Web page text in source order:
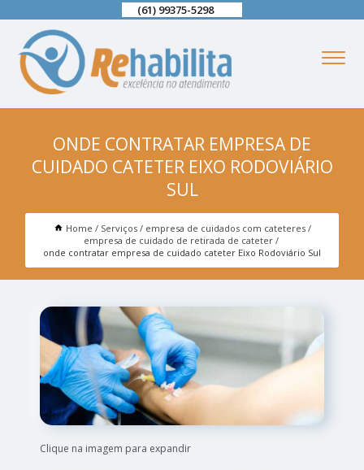
(61) 99375-5298
ONDE CONTRATAR EMPRESA DE
CUIDADO CATETER EIXO RODOVIÁRIO
SUL
Home Serviços
empresa de cuidados com cateteres
empresa de cuidado de retirada de cateter
onde contratar empresa de cuidado cateter Eixo Rodoviário Sul
Clique na imagem para expandir